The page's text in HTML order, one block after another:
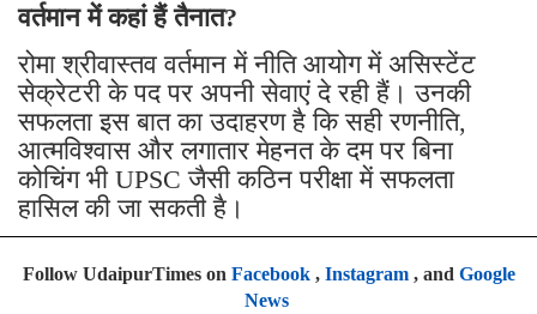
वर्तमान में कहां हैं तैनात?
रोमा श्रीवास्तव वर्तमान में नीति आयोग में असिस्टेंट
सेक्रेटरी के पद पर अपनी सेवाएं दे रही हैं। उनकी
सफलता इस बात का उदाहरण है कि सही रणनीति,
आत्मविश्वास और लगातार मेहनत के दम पर बिना
कोचिंग भी UPSC जैसी कठिन परीक्षा में सफलता
हासिल की जा सकती है।
Follow UdaipurTimes on Facebook, Instagram, and Google
News